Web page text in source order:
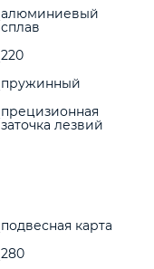
алюминиевый
сплав
220
пружинный
прецизионная
заточка лезвий
подвесная карта
280